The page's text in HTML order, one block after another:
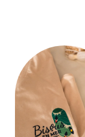
CARNET DE
à partir de7,00€